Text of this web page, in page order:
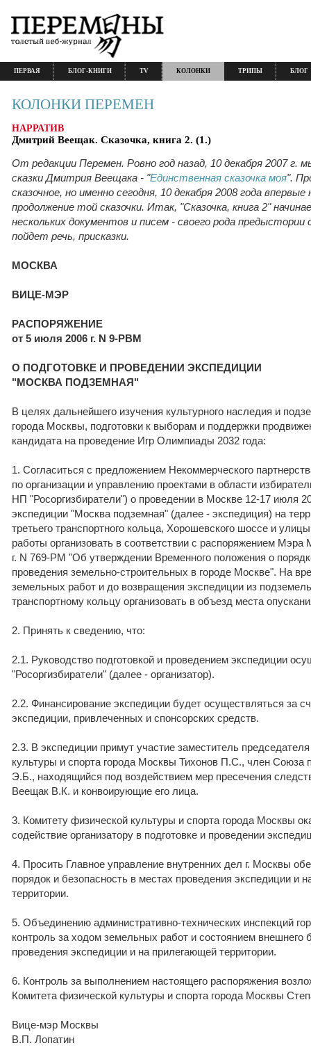
ПЕРВАЯ БЛОГ-КНИГИ TV КОЛОНКИ ТРИПЫ БЛОГ
КОЛОНКИ ПЕРЕМЕН
НАРРАТИВ
Дмитрий Веещак. Сказочка, книга 2. (1.)
От редакции Перемен. Ровно год назад, 10 декабря 2007 г.
сказки Дмитрия Веещака - "Единственная сказочка моя".
сказочное, но именно сегодня, 10 декабря 2008 года
продолжение той сказочки. Итак, "Сказочка, книга 2"
нескольких документов и писем - своего рода
пойдет речь, присказки.
МОСКВА
ВИЦЕ-МЭР
РАСПОРЯЖЕНИЕ
от 5 июля 2006 г. N 9-РВМ
О ПОДГОТОВКЕ И ПРОВЕДЕНИИ ЭКСПЕДИЦИИ
"МОСКВА ПОДЗЕМНАЯ"
В целях дальнейшего изучения культурного наследия и
города Москвы, подготовки к выборам и поддержки
кандидата на проведение Игр Олимпиады 2032 года:
1. Согласиться с предложением Некоммерческого
по организации и управлению проектами в области
НП "Росоргизбиратели") о проведении в Москве 12-17 июля
экспедиции "Москва подземная" (далее - экспедиция) на
третьего транспортного кольца, Хорошевского шоссе и
работы организовать в соответствии с распоряжением Мэра
г. N 769-РМ "Об утверждении Временного положения о
проведения земельно-строительных в городе Москве". На
земельных работ и до возвращения экспедиции из
транспортному кольцу организовать в объезд места
2. Принять к сведению, что:
2.1. Руководство подготовкой и проведением экспедиции
"Росоргизбиратели" (далее - организатор).
2.2. Финансирование экспедиции будет осуществляться за
экспедиции, привлеченных и спонсорских средств.
2.3. В экспедиции примут участие заместитель
культуры и спорта города Москвы Тихонов П.С., член Союза
Э.Б., находящийся под воздействием мер пресечения
Веещак В.К. и конвоирующие его лица.
3. Комитету физической культуры и спорта города Москвы
содействие организатору в подготовке и проведении
4. Просить Главное управление внутренних дел г. Москвы
порядок и безопасность в местах проведения экспедиции и
территории.
5. Объединению административно-технических инспекций
контроль за ходом земельных работ и состоянием внешнего
проведения экспедиции и на прилегающей территории.
6. Контроль за выполнением настоящего распоряжения
Комитета физической культуры и спорта города Москвы
Вице-мэр Москвы
В.П. Лопатин